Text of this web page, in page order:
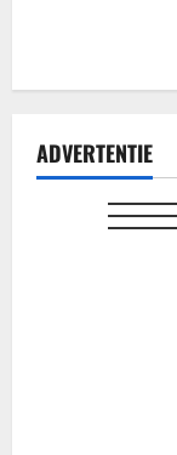
ADVERTENTIE